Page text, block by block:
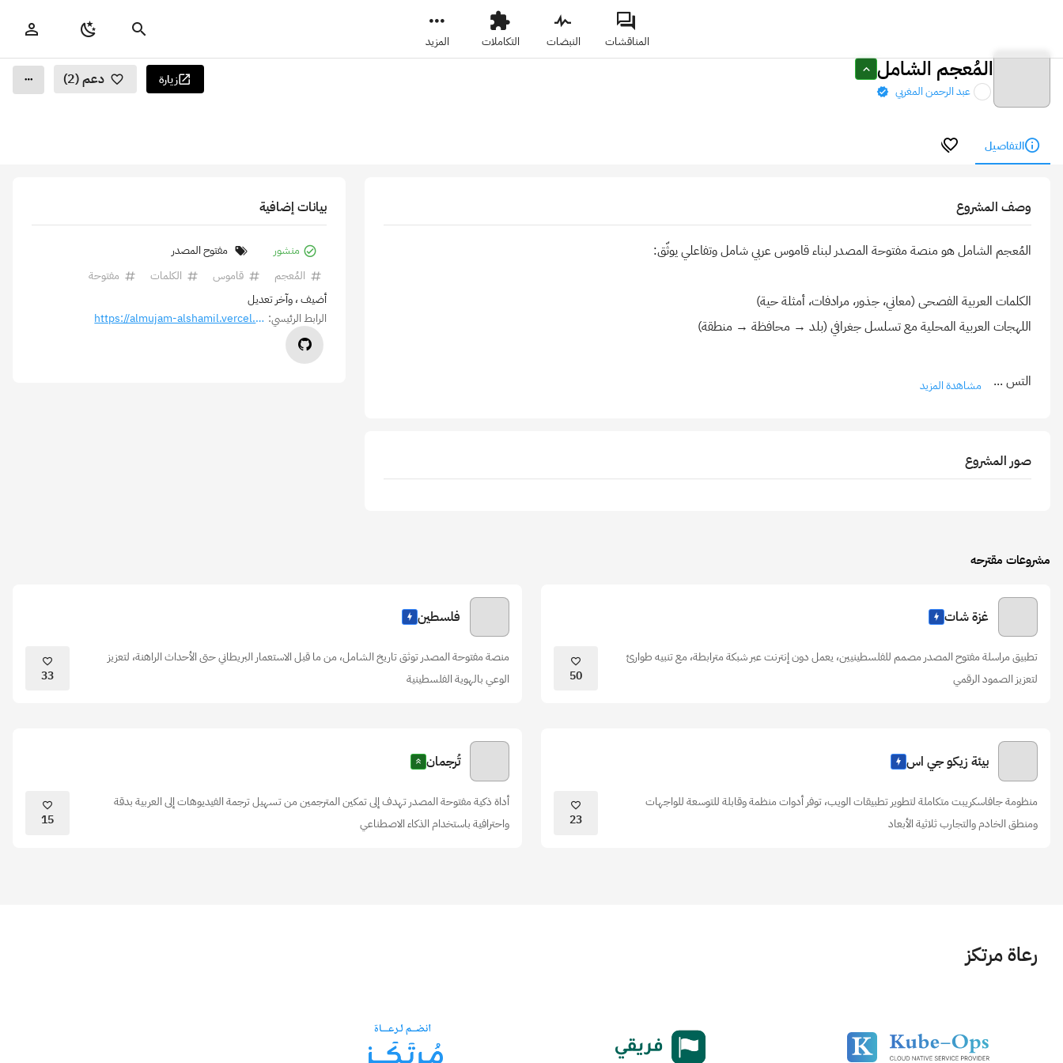
المناقشات النبضات التكاملات المزيد
المُعجم الشامل
عبد الرحمن المغربي
زيارة دعم (2)
التفاصيل
وصف المشروع
التس ... مشاهدة المزيد
صور المشروع
بيانات إضافية
منشور
مفتوح المصدر
المُعجم
قاموس الكلمات
مفتوحة
أضيف، وآخر تعديل
الرابط الرئيسي: https://almujam-alshamil.vercel.app/
مشروعات مقترحه
غزة شات
تطبيق مراسلة مفتوح المصدر مصمم للفلسطينيين، يعمل دون إنترنت عبر شبكة مترابطة، مع تنبيه طوارئ
لتعزيز الصمود الرقمي
50
فلسطين
منصة مفتوحة المصدر توثق تاريخ الشامل، من ما قبل الاستعمار البريطاني حتى الأحداث الراهنة، لتعزيز
الوعي بالهوية الفلسطينية
33
بيئة زيكو جي اس
منظومة جافاسكريبت متكاملة لتطوير تطبيقات الويب، توفر أدوات منظمة وقابلة للتوسعة للواجهات
ومنطق الخادم والتجارب ثلاثية الأبعاد
23
تُرجمان
أداة ذكية مفتوحة المصدر تهدف إلى تمكين المترجمين من تسهيل ترجمة الفيديوهات إلى العربية بدقة
واحترافية باستخدام الذكاء الاصطناعي
15
رعاة مرتكز